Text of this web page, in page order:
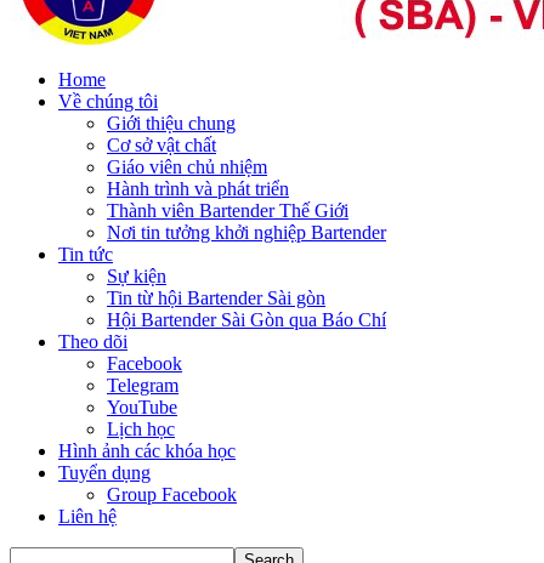
Home
Về chúng tôi
Giới thiệu chung
Cơ sở vật chất
Giáo viên chủ nhiệm
Hành trình và phát triển
Thành viên Bartender Thế Giới
Nơi tin tưởng khởi nghiệp Bartender
Tin tức
Sự kiện
Tin từ hội Bartender Sài gòn
Hội Bartender Sài Gòn qua Báo Chí
Theo dõi
Facebook
Telegram
YouTube
Lịch học
Hình ảnh các khóa học
Tuyển dụng
Group Facebook
Liên hệ